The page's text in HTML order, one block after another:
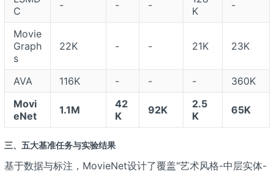
C
- - -
K
-
Movie
Graph
s
22K - - 21K 23K
AVA 116K - - -
360K
Movi
eNet
1.1M
42
K
92K
2.5
K
65K
三、五大基准任务与实验结果
基于数据与标注，MovieNet设计了覆盖"艺术风格-中层实体-